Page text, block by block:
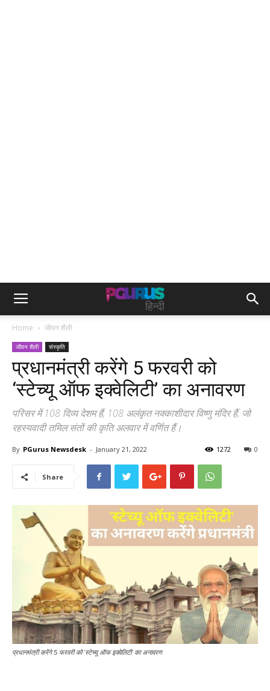
Home जीवन शैली
जीवन शैली संस्कृति
प्रधानमंत्री करेंगे 5 फरवरी को
‘स्टेच्यू ऑफ इक्वेलिटी’ का अनावरण
परिसर में 108 दिव्य देशम हैं, 108 अलंकृत नक्काशीदार विष्णु मंदिर हैं, जो
रहस्यवादी तमिल संतों की कृति अलवार में वर्णित हैं।
By PGurus Newsdesk - January 21, 2022 0
1272
Share
प्रधानमंत्री करेंगे 5 फरवरी को 'स्टेच्यू ऑफ इक्वेलिटी' का अनावरण